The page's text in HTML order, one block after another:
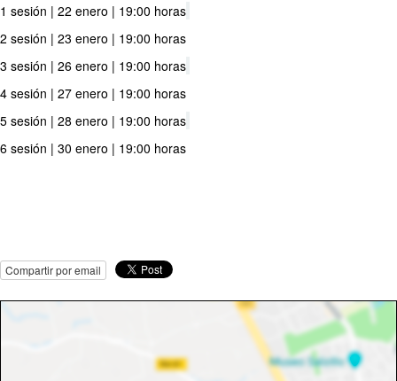
1 sesión | 22 enero | 19:00 horas
2 sesión | 23 enero | 19:00 horas
3 sesión | 26 enero | 19:00 horas
4 sesión | 27 enero | 19:00 horas
5 sesión | 28 enero | 19:00 horas
6 sesión | 30 enero | 19:00 horas
Compartir por email